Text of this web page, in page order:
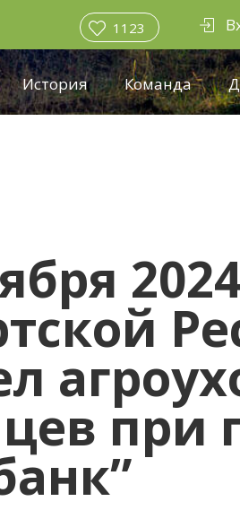
1123
История Команда
при